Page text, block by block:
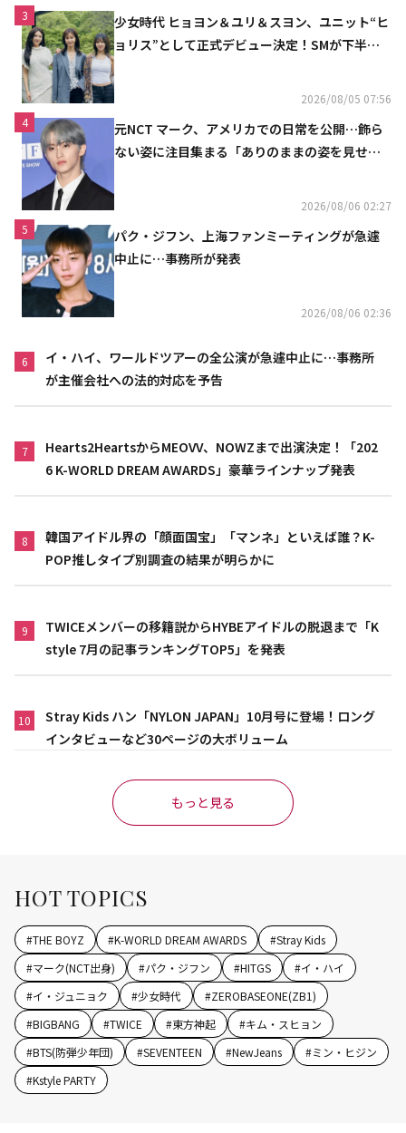
3
少女時代 ヒョヨン＆ユリ＆スヨン、ユニット“ヒ
ョリス”として正式デビュー決定！SMが下半期
2026/08/05 07:56
4
元NCT マーク、アメリカでの日常を公開…飾ら
ない姿に注目集まる「ありのままの姿を見せた
2026/08/06 02:27
5
パク・ジフン、上海ファンミーティングが急遽
中止に…事務所が発表
2026/08/06 02:36
6
イ・ハイ、ワールドツアーの全公演が急遽中止に…事務所
が主催会社への法的対応を予告
7
Hearts2HeartsからMEOVV、NOWZまで出演決定！「202
6 K-WORLD DREAM AWARDS」豪華ラインナップ発表
8
韓国アイドル界の「顔面国宝」「マンネ」といえば誰？K-
POP推しタイプ別調査の結果が明らかに
9
TWICEメンバーの移籍説からHYBEアイドルの脱退まで「K
style 7月の記事ランキングTOP5」を発表
10
Stray Kids ハン「NYLON JAPAN」10月号に登場！ロング
インタビューなど30ページの大ボリューム
もっと見る
HOT TOPICS
#THE BOYZ #K-WORLD DREAM AWARDS #Stray Kids
#マーク(NCT出身) #パク・ジフン #HITGS #イ・ハイ
#イ・ジュニョク #少女時代 #ZEROBASEONE(ZB1)
#BIGBANG #TWICE #東方神起 #キム・スヒョン
#BTS(防弾少年団) #SEVENTEEN #NewJeans #ミン・ヒジン
#Kstyle PARTY